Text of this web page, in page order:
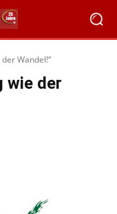
Wandel!“
wie der